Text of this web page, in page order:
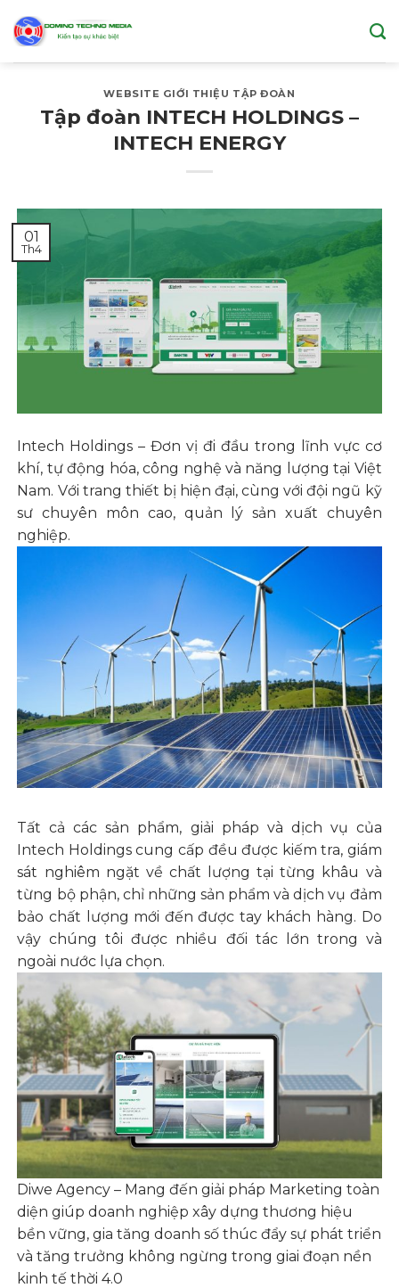
to
WEBSITE GIỚI THIỆU TẬP ĐOÀN
Tập đoàn INTECH HOLDINGS –
INTECH ENERGY
01
Th4
Intech Holdings – Đơn vị đi đầu trong lĩnh vực cơ
khí, tự động hóa, công nghệ và năng lượng tại Việt
Nam. Với trang thiết bị hiện đại, cùng với đội ngũ kỹ
sư chuyên môn cao, quản lý sản xuất chuyên
nghiệp.
Tất cả các sản phẩm, giải pháp và dịch vụ của
Intech Holdings cung cấp đều được kiếm tra, giám
sát nghiêm ngặt về chất lượng tại từng khâu và
từng bộ phận, chỉ những sản phẩm và dịch vụ đảm
bảo chất lượng mới đến được tay khách hàng. Do
vậy chúng tôi được nhiều đối tác lớn trong và
ngoài nước lựa chọn.
Diwe Agency – Mang đến giải pháp Marketing toàn
diện giúp doanh nghiệp xây dựng thương hiệu
bền vững, gia tăng doanh số thúc đẩy sự phát triển
và tăng trưởng không ngừng trong giai đoạn nền
kinh tế thời 4.0